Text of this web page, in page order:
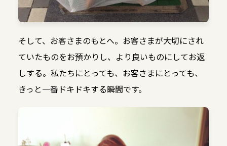
そして、お客さまのもとへ。お客さまが大切にされ
ていたものをお預かりし、より良いものにしてお返
しする。私たちにとっても、お客さまにとっても、
きっと一番ドキドキする瞬間です。